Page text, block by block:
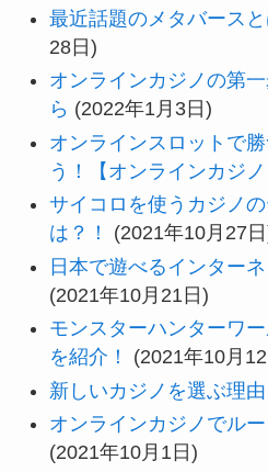
最近話題のメタバースと
28日)
オンラインカジノの第
ら (2022年1月3日)
オンラインスロットで
う！【オンラインカジノ
サイコロを使うカジノ
は？！
(2021年10月27
日本で遊べるインター
(2021年10月21日)
モンスターハンターワ
を紹介！
(2021年10月
新しいカジノを選ぶ理由
オンラインカジノでル
(2021年10月1日)